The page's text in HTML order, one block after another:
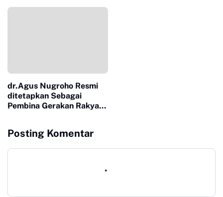
dr.Agus Nugroho Resmi
ditetapkan Sebagai
Pembina Gerakan Rakyat
Posting Komentar